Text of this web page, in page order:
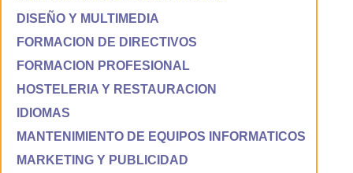
DISEÑO Y MULTIMEDIA
FORMACION DE DIRECTIVOS
FORMACION PROFESIONAL
HOSTELERIA Y RESTAURACION
IDIOMAS
MANTENIMIENTO DE EQUIPOS INFORMATICOS
MARKETING Y PUBLICIDAD